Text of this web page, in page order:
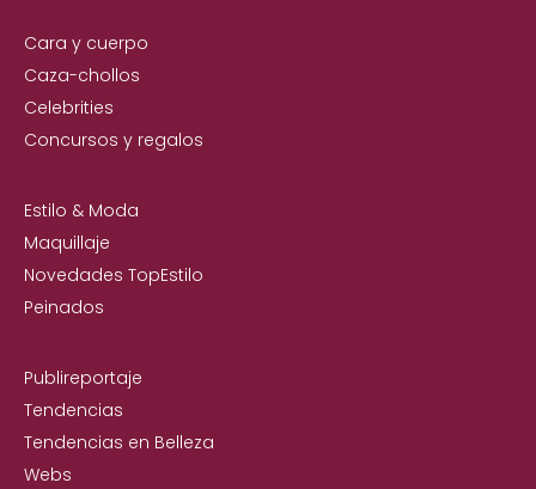
Cara y cuerpo
Caza-chollos
Celebrities
Concursos y regalos
Estilo & Moda
Maquillaje
Novedades TopEstilo
Peinados
Publireportaje
Tendencias
Tendencias en Belleza
Webs